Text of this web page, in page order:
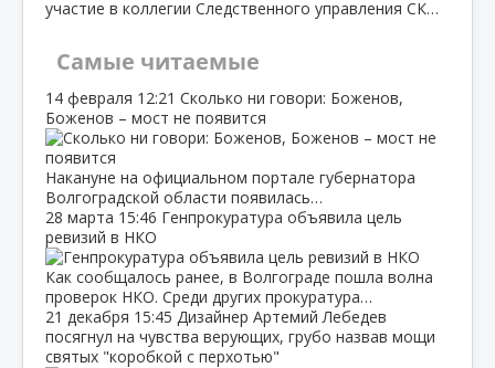
участие в коллегии Следственного управления СК…
Самые читаемые
14 февраля 12:21 Сколько ни говори: Боженов,
Боженов – мост не появится
Накануне на официальном портале губернатора
Волгоградской области появилась…
28 марта 15:46 Генпрокуратура объявила цель
ревизий в НКО
Как сообщалось ранее, в Волгограде пошла волна
проверок НКО. Среди других прокуратура…
21 декабря 15:45 Дизайнер Артемий Лебедев
посягнул на чувства верующих, грубо назвав мощи
святых "коробкой с перхотью"